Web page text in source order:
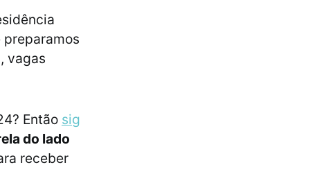
preparamos
vagas
Então sig
do lado
receber